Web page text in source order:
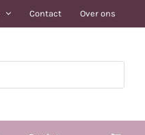
Contact Over ons